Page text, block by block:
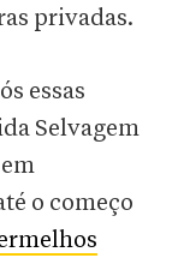
privadas.
essas
Selvagem
em
o começo